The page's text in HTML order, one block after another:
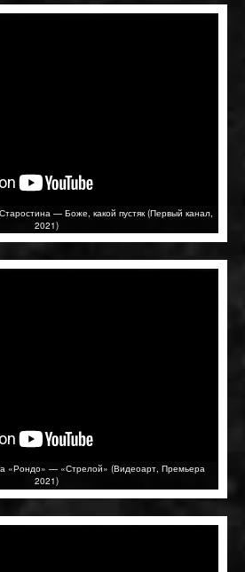
— Боже, какой пустяк (Первый канал,
2021)
«Рондо» — «Стрелой» (Видеоарт, Премьера
2021)